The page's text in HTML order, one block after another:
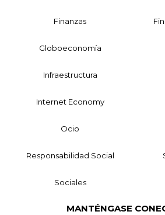
Finanzas
Globoeconomía
Infraestructura
Internet Economy
Ocio
Responsabilidad Social
Sociales
MANTÉNGASE